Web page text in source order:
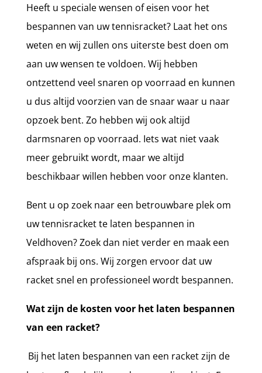
Heeft u speciale wensen of eisen voor het
bespannen van uw tennisracket? Laat het ons
weten en wij zullen ons uiterste best doen om
aan uw wensen te voldoen. Wij hebben
ontzettend veel snaren op voorraad en kunnen
u dus altijd voorzien van de snaar waar u naar
opzoek bent. Zo hebben wij ook altijd
darmsnaren op voorraad. Iets wat niet vaak
meer gebruikt wordt, maar we altijd
beschikbaar willen hebben voor onze klanten.
Bent u op zoek naar een betrouwbare plek om
uw tennisracket te laten bespannen in
Veldhoven? Zoek dan niet verder en maak een
afspraak bij ons. Wij zorgen ervoor dat uw
racket snel en professioneel wordt bespannen.
Wat zijn de kosten voor het laten bespannen
van een racket?
Bij het laten bespannen van een racket zijn de